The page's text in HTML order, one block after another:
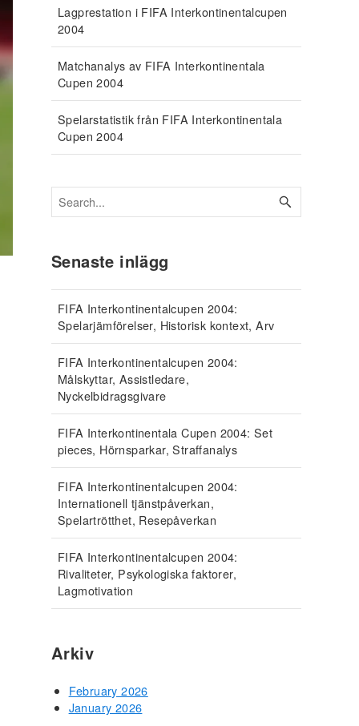
Lagprestation i FIFA Interkontinentalcupen
2004
Matchanalys av FIFA Interkontinentala
Cupen 2004
Spelarstatistik från FIFA Interkontinentala
Cupen 2004
Senaste inlägg
FIFA Interkontinentalcupen 2004:
Spelarjämförelser, Historisk kontext, Arv
FIFA Interkontinentalcupen 2004:
Målskyttar, Assistledare,
Nyckelbidragsgivare
FIFA Interkontinentala Cupen 2004: Set
pieces, Hörnsparkar, Straffanalys
FIFA Interkontinentalcupen 2004:
Internationell tjänstpåverkan,
Spelartrötthet, Resepåverkan
FIFA Interkontinentalcupen 2004:
Rivaliteter, Psykologiska faktorer,
Lagmotivation
Arkiv
February 2026
January 2026